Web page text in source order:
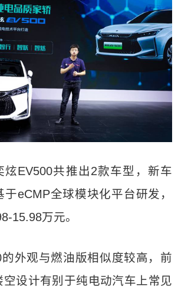
炫EV500共推出2款车型，新车
eCMP全球模块化平台研发，
15.98万元。
外观与燃油版相似度较高，前
设计有别于纯电动汽车上常见